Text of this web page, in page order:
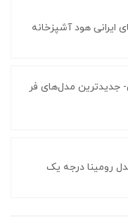
ایرانی هود آشپزخانه
جدیدترین مدل‌های فر
رومینا درجه یک